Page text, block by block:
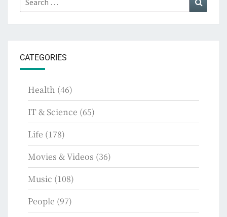
for:
CATEGORIES
Health (46)
IT & Science (65)
Life (178)
Movies & Videos (36)
Music (108)
People (97)